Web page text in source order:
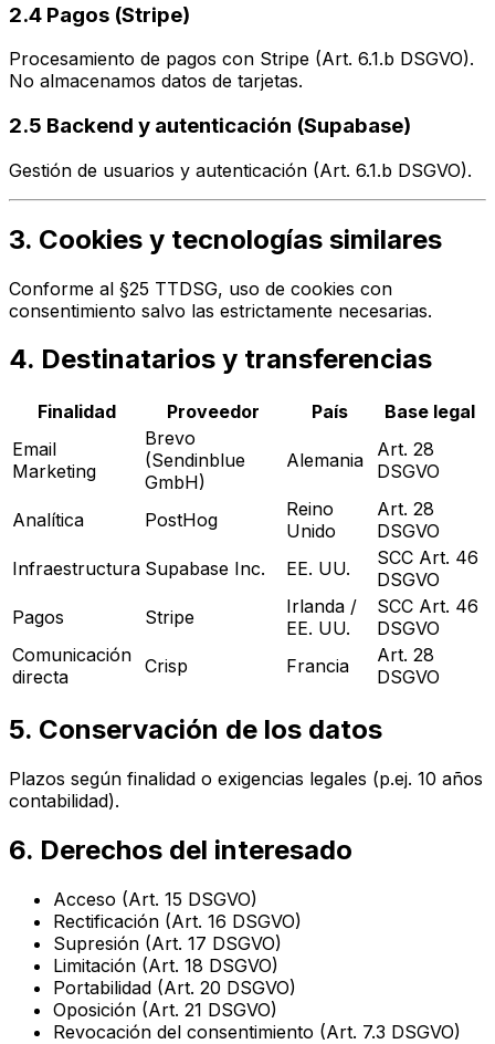
2.4 Pagos (Stripe)
Procesamiento de pagos con Stripe (Art. 6.1.b DSGVO).
No almacenamos datos de tarjetas.
2.5 Backend y autenticación (Supabase)
Gestión de usuarios y autenticación (Art. 6.1.b DSGVO).
3. Cookies y tecnologías similares
Conforme al §25 TTDSG, uso de cookies con
consentimiento salvo las estrictamente necesarias.
4. Destinatarios y transferencias
Finalidad Proveedor País
Base legal
Email
Marketing
Brevo
(Sendinblue
GmbH)
Alemania
Art. 28
DSGVO
Analítica PostHog
Reino
Unido
Art. 28
DSGVO
Infraestructura Supabase Inc. EE. UU.
SCC Art. 46
DSGVO
Pagos
Stripe
Irlanda /
EE. UU.
SCC Art. 46
DSGVO
Comunicación
directa
Crisp Francia
Art. 28
DSGVO
5. Conservación de los datos
Plazos según finalidad o exigencias legales (p.ej. 10 años
contabilidad).
6. Derechos del interesado
Acceso (Art. 15 DSGVO)
Rectificación (Art. 16 DSGVO)
Supresión (Art. 17 DSGVO)
Limitación (Art. 18 DSGVO)
Portabilidad (Art. 20 DSGVO)
Oposición (Art. 21 DSGVO)
Revocación del consentimiento (Art. 7.3 DSGVO)